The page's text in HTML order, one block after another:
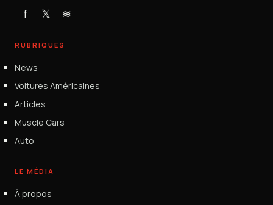
f 𝕏 ≋
RUBRIQUES
News
Voitures Américaines
Articles
Muscle Cars
Auto
LE MÉDIA
À propos